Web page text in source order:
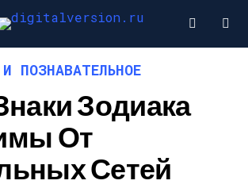
ПОЗНАВАТЕЛЬНОЕ
Зодиака
От
Сетей